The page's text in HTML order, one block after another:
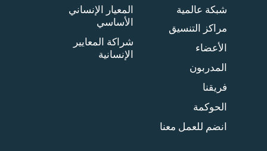
شبكة عالمية
مراكز التنسيق
الأعضاء
المدربون
فريقنا
الحوكمة
انضم للعمل معنا
المعيار الإنساني
الأساسي
شراكة المعايير
الإنسانية